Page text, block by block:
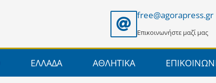
free@agorapress.gr
Επικοινωνήστε μαζί μας
ΕΛΛΑΔΑ ΑΘΛΗΤΙΚΑ